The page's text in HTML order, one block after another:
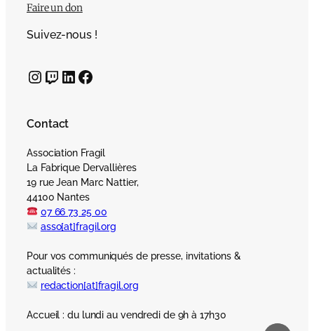
Faire un don
Suivez-nous !
InstagramTwitch LinkedIn Facebook
Contact
Association Fragil
La Fabrique Dervallières
19 rue Jean Marc Nattier,
44100 Nantes
07 66 73 25 00
asso[at]fragil.org
Pour vos communiqués de presse, invitations &
actualités :
redaction[at]fragil.org
Accueil : du lundi au vendredi de 9h à 17h30